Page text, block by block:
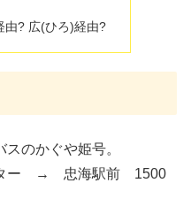
由? 広(ひろ)経由?
のかぐや姫号。
ター → 忠海駅前 1500